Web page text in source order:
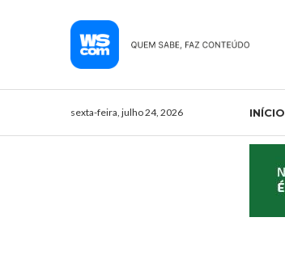
sexta-feira, julho 24, 2026 INÍCIO